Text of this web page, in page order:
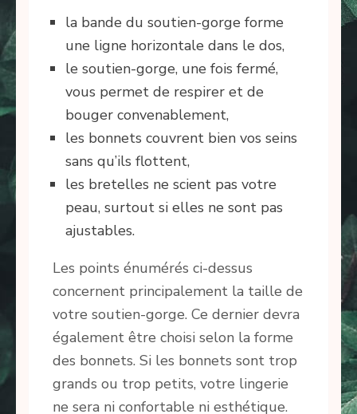
la bande du soutien-gorge forme
une ligne horizontale dans le dos,
le soutien-gorge, une fois fermé,
vous permet de respirer et de
bouger convenablement,
les bonnets couvrent bien vos seins
sans qu’ils flottent,
les bretelles ne scient pas votre
peau, surtout si elles ne sont pas
ajustables.
Les points énumérés ci-dessus
concernent principalement la taille de
votre soutien-gorge. Ce dernier devra
également être choisi selon la forme
des bonnets. Si les bonnets sont trop
grands ou trop petits, votre lingerie
ne sera ni confortable ni esthétique.